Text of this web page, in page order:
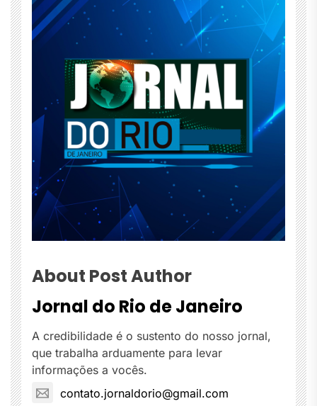
About Post Author
Jornal do Rio de Janeiro
A credibilidade é o sustento do nosso jornal,
que trabalha arduamente para levar
informações a vocês.
contato.jornaldorio@gmail.com